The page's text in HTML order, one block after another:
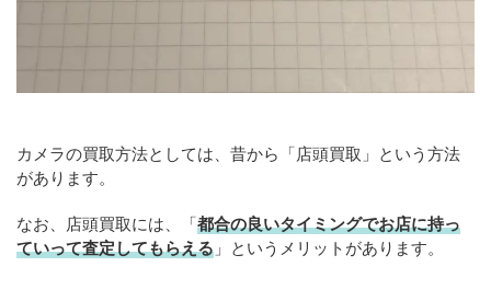
カメラの買取方法としては、昔から「店頭買取」という方法
があります。
なお、店頭買取には、「都合の良いタイミングでお店に持っ
ていって査定してもらえる 」というメリットがあります。